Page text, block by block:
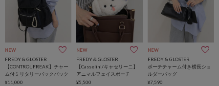
NEW
FREDY & GLOSTER
【CONTROL FREAK】チャー
ム付ミリタリーバックパック
¥11,000
NEW
FREDY & GLOSTER
【Casselini/キャセリーニ】
アニマルフェイスポーチ
¥5,500
NEW
FREDY & GLOSTER
ポーチチャーム付き横長ショ
ルダーバッグ
¥7,590